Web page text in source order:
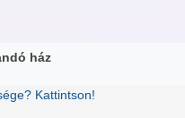
ház
Kattintson!